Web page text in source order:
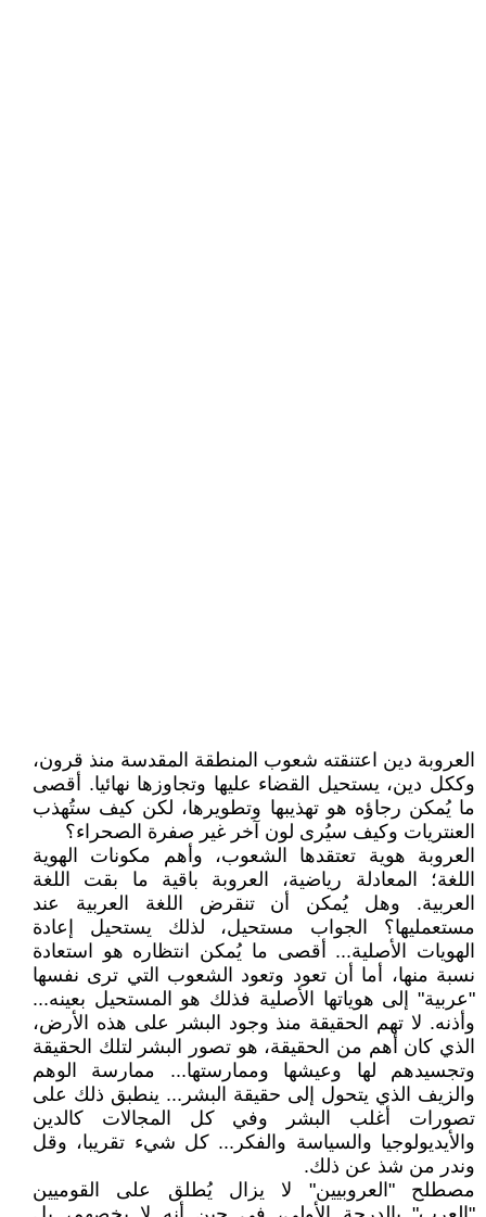
العروبة دين اعتنقته شعوب المنطقة المقدسة منذ قرون،
وككل دين، يستحيل القضاء عليها وتجاوزها نهائيا. أقصى
ما يُمكن رجاؤه هو تهذيبها وتطويرها، لكن كيف ستُهذب
العنتريات وكيف سيُرى لون آخر غير صفرة الصحراء؟
العروبة هوية تعتقدها الشعوب، وأهم مكونات الهوية
اللغة؛ المعادلة رياضية، العروبة باقية ما بقت اللغة
العربية. وهل يُمكن أن تنقرض اللغة العربية عند
مستعمليها؟ الجواب مستحيل، لذلك يستحيل إعادة
الهويات الأصلية... أقصى ما يُمكن انتظاره هو استعادة
نسبة منها، أما أن تعود وتعود الشعوب التي ترى نفسها
"عربية" إلى هوياتها الأصلية فذلك هو المستحيل بعينه...
وأذنه. لا تهم الحقيقة منذ وجود البشر على هذه الأرض،
الذي كان أهم من الحقيقة، هو تصور البشر لتلك الحقيقة
وتجسيدهم لها وعيشها وممارستها... ممارسة الوهم
والزيف الذي يتحول إلى حقيقة البشر... ينطبق ذلك على
تصورات أغلب البشر وفي كل المجالات كالدين
والأيديولوجيا والسياسة والفكر... كل شيء تقريبا، وقل
وندر من شذ عن ذلك.
مصطلح "العروبيين" لا يزال يُطلق على القوميين